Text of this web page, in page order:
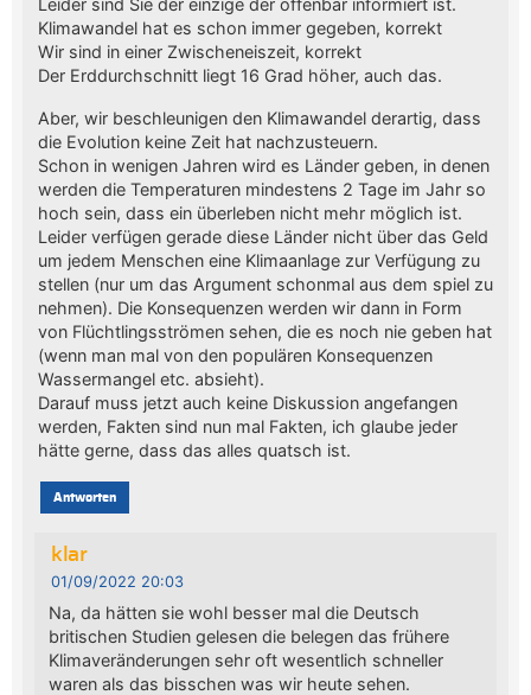
Klimawandel hat es schon immer gegeben, korrekt
Wir sind in einer Zwischeneiszeit, korrekt
Der Erddurchschnitt liegt 16 Grad höher, auch das.
Aber, wir beschleunigen den Klimawandel derartig, dass
die Evolution keine Zeit hat nachzusteuern.
Schon in wenigen Jahren wird es Länder geben, in denen
werden die Temperaturen mindestens 2 Tage im Jahr so
hoch sein, dass ein überleben nicht mehr möglich ist.
Leider verfügen gerade diese Länder nicht über das Geld
um jedem Menschen eine Klimaanlage zur Verfügung zu
stellen (nur um das Argument schonmal aus dem spiel zu
nehmen). Die Konsequenzen werden wir dann in Form
von Flüchtlingsströmen sehen, die es noch nie geben hat
(wenn man mal von den populären Konsequenzen
Wassermangel etc. absieht).
Darauf muss jetzt auch keine Diskussion angefangen
werden, Fakten sind nun mal Fakten, ich glaube jeder
hätte gerne, dass das alles quatsch ist.
Antworten
klar
01/09/2022 20:03
Na, da hätten sie wohl besser mal die Deutsch
britischen Studien gelesen die belegen das frühere
Klimaveränderungen sehr oft wesentlich schneller
waren als das bisschen was wir heute sehen.